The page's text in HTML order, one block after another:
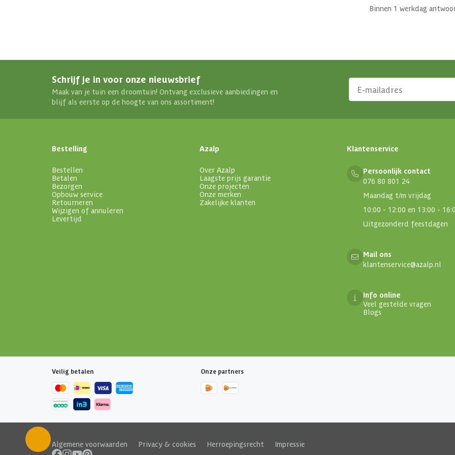
Binnen 1 werkdag
Schrijf je in voor onze nieuwsbrief
Maak van je tuin een droomtuin! Ontvang exclusieve aanbiedingen en
blijf als eerste op de hoogte van ons assortiment!
Bestelling
Bestellen
Betalen
Bezorgen
Opbouw service
Retourneren
Wijzigen of annuleren
Levertijd
Azalp
Over Azalp
Laagste prijs garantie
Onze projecten
Onze merken
Zakelijke klanten
Klantenservice
Persoonlijk contact
076 80 801 24
Maandag t/m vrijdag
10:00 - 12:00 en 13:00 -
Uitgezonderd feestdagen
Mail ons
klantenservice@azalp.nl
Info online
Veel gestelde vragen
Blogs
Veilig betalen Onze partners
Algemene voorwaarden Privacy & cookies Herroepingsrecht Impressie